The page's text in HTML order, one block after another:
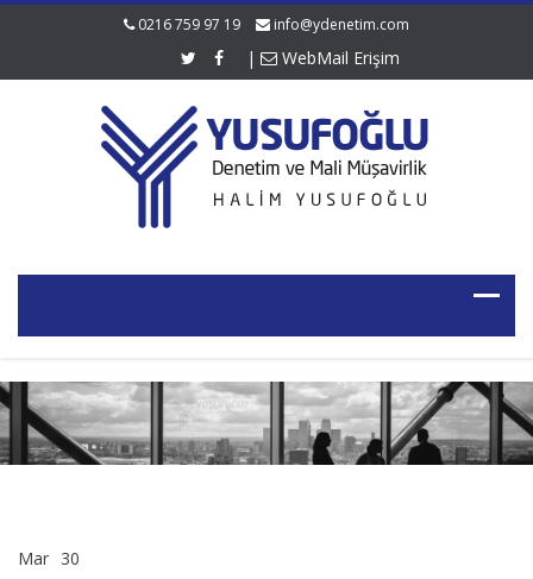
0216 759 97 19 info@ydenetim.com
| WebMail Erişim
Mar 30